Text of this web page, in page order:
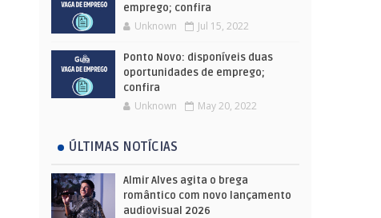
emprego; confira
Unknown Jul 15, 2022
Ponto Novo: disponíveis duas
oportunidades de emprego;
confira
Unknown May 20, 2022
ÚLTIMAS NOTÍCIAS
Almir Alves agita o brega
romântico com novo lançamento
audiovisual 2026